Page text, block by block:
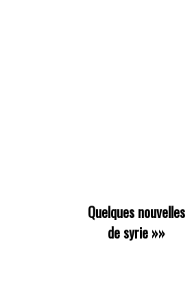
Quelques nouvelles
de syrie »»